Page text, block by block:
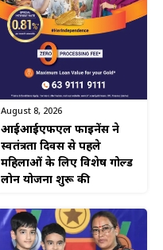
August 8, 2026
आईआईएफएल फाइनेंस ने
स्वतंत्रता दिवस से पहले
महिलाओं के लिए विशेष गोल्ड
लोन योजना शुरू की